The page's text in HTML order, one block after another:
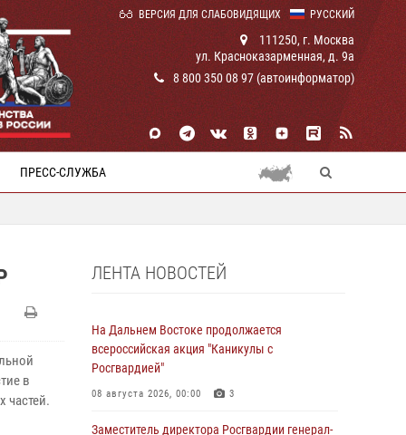
РУССКИЙ
ВЕРСИЯ ДЛЯ СЛАБОВИДЯЩИХ
111250, г. Москва
ул. Красноказарменная, д. 9а
8 800 350 08 97 (автоинформатор)
ПРЕСС-СЛУЖБА
в
частей.
ЛЕНТА НОВОСТЕЙ
На Дальнем Востоке продолжается
всероссийская акция "Каникулы с
Росгвардией"
08 августа 2026, 00:00 3
Заместитель директора Росгвардии генерал-